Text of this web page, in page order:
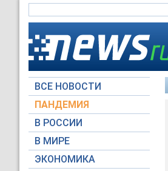
ВСЕ НОВОСТИ
ПАНДЕМИЯ
В РОССИИ
В МИРЕ
ЭКОНОМИКА